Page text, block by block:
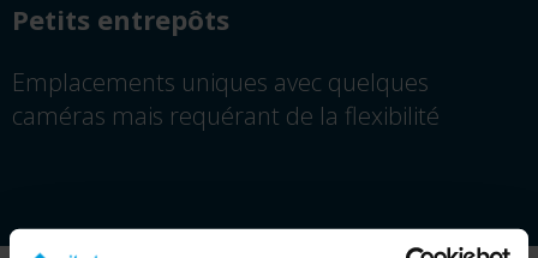
Petits entrepôts
Emplacements uniques avec quelques
caméras mais requérant de la flexibilité